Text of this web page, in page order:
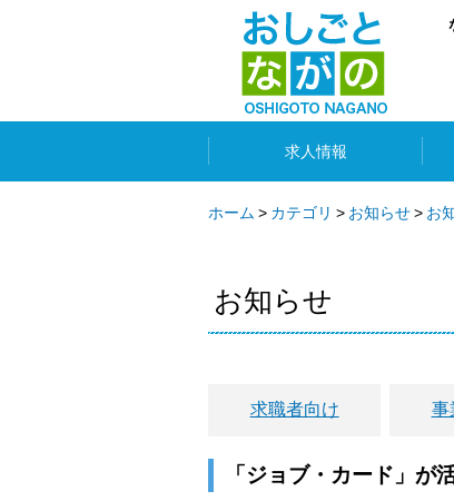
求人情報
ホーム カテゴリ お知らせ お
お知らせ
求職者向け 事
「ジョブ・カード」が